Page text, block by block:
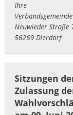
Ihre
Neuwieder Straße
56269 Dierdorf
Sitzungen
Zulassung